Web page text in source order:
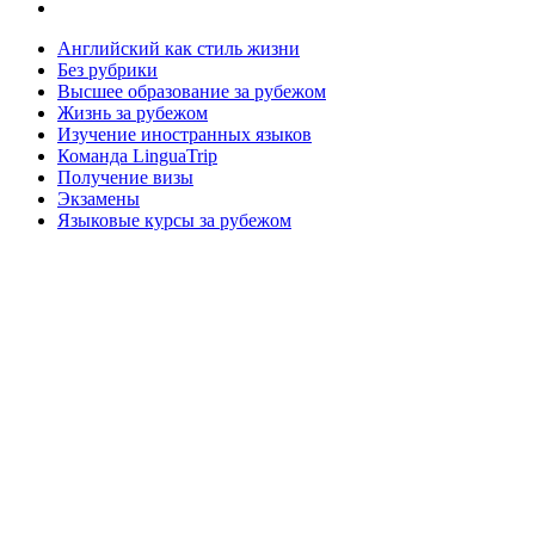
Английский как стиль жизни
Без рубрики
Высшее образование за рубежом
Жизнь за рубежом
Изучение иностранных языков
Команда LinguaTrip
Получение визы
Экзамены
Языковые курсы за рубежом